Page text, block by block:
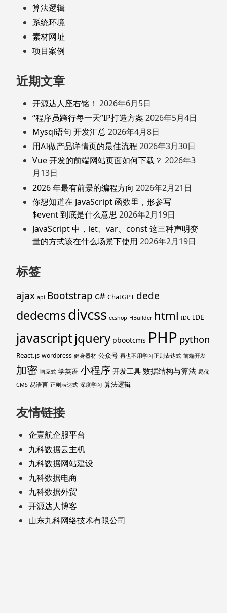
算法逻辑
系统环境
素材网址
项目案例
近期文章
开源达人座右铭！ 2026年6月5日
“程序员跨行每一天”IP打造方案 2026年5月4日
Mysql语句 开发汇总 2026年4月8日
用AI做产品详情页的最佳流程 2026年3月30日
Vue 开发的前端网站页面如何下载？ 2026年3
月13日
2026 年最有前景的编程方向 2026年2月21日
你想知道在 JavaScript 函数里，形参写
$event 到底是什么意思 2026年2月19日
JavaScript 中，let、var、const 这三种声明变
量的方式该在什么场景下使用 2026年2月19日
标签
ajax api Bootstrap c# ChatGPT dede
dedecmsdivcss ecshop HBuilder html IDC IDE
javascriptjquery pbootcms PHP python
React.js wordpress 健身器材 公众号 再也不用学习正则表达式 前端开发
加密 响应式 学英语 小程序 开发工具 数据结构与算法 易优
CMS 易语言 正则表达式 深度学习 算法逻辑
友情链接
企壹航企服平台
九科数据云主机
九科数据网站建设
九科数据电商
九科数据外贸
开源达人博客
山东九科网络技术有限公司